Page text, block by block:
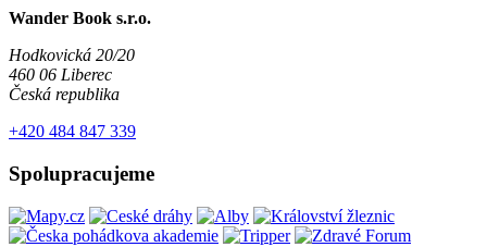
Wander Book s.r.o.
Hodkovická 20/20
460 06 Liberec
Česká republika
+420 484 847 339
Spolupracujeme